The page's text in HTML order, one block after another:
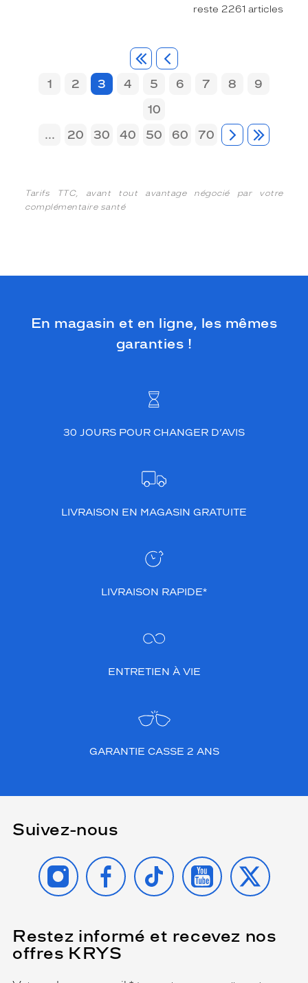
reste 2261 articles
1 2 3 4 5 6 7 8
9
10
...
20 30 40 50 60 70
Tarifs TTC, avant tout avantage négocié par votre
complémentaire santé
En magasin et en ligne, les mêmes
garanties !
30 JOURS POUR CHANGER D’AVIS
LIVRAISON EN MAGASIN GRATUITE
LIVRAISON RAPIDE*
ENTRETIEN À VIE
GARANTIE CASSE 2 ANS
Suivez-nous
INSTAGRAMFACEBOOK
TIKTOK YOUTUBE
X
Restez informé et recevez nos
offres KRYS
Name
(Ce
champ
est
obligatoire)